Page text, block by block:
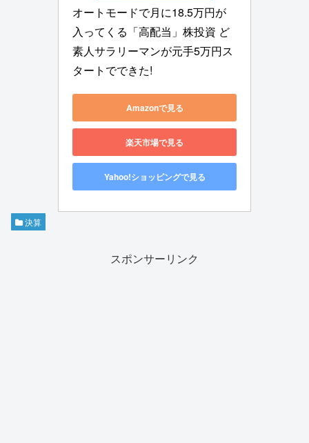
オートモードで月に18.5万円が
入ってくる「高配当」株投資 ど
素人サラリーマンが元手5万円ス
タートでできた!
Amazonで見る
楽天市場で見る
Yahoo!ショッピングで見る
決算
スポンサーリンク